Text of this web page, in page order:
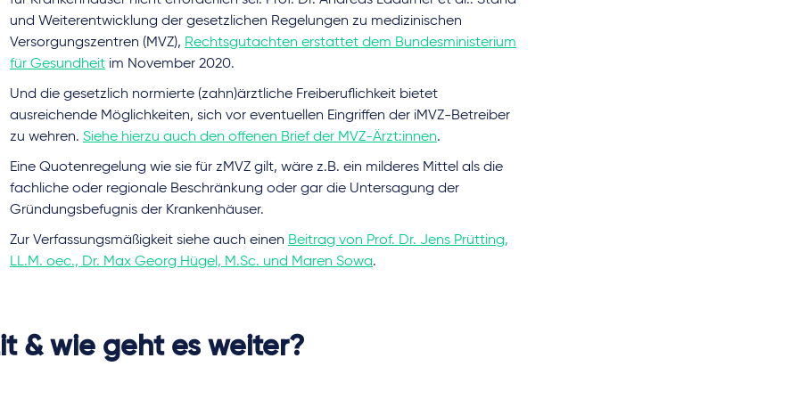
und Weiterentwicklung der gesetzlichen Regelungen zu medizinischen
Versorgungszentren (MVZ), Rechtsgutachten erstattet dem Bundesministerium
für Gesundheit im November 2020.
Und die gesetzlich normierte (zahn)ärztliche Freiberuflichkeit bietet
ausreichende Möglichkeiten, sich vor eventuellen Eingriffen der iMVZ-Betreiber
zu wehren. Siehe hierzu auch den offenen Brief der MVZ-Ärzt:innen.
Eine Quotenregelung wie sie für zMVZ gilt, wäre z.B. ein milderes Mittel als die
fachliche oder regionale Beschränkung oder gar die Untersagung der
Gründungsbefugnis der Krankenhäuser.
Zur Verfassungsmäßigkeit siehe auch einen Beitrag von Prof. Dr. Jens Prütting,
LL.M. oec., Dr. Max Georg Hügel, M.Sc. und Maren Sowa.
& wie geht es weiter?